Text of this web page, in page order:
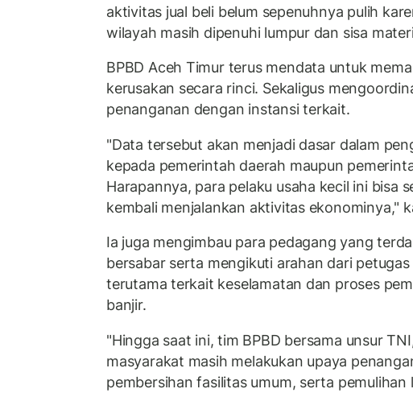
aktivitas jual beli belum sepenuhnya pulih
wilayah masih dipenuhi lumpur dan sisa
BPBD Aceh Timur terus mendata untuk
kerusakan secara rinci. Sekaligus
penanganan dengan instansi terkait.
"Data tersebut akan menjadi dasar dalam
kepada pemerintah daerah maupun
Harapannya, para pelaku usaha kecil ini bisa
kembali menjalankan aktivitas ekonominya,"
Ia juga mengimbau para pedagang yang
bersabar serta mengikuti arahan dari petugas
terutama terkait keselamatan dan proses
banjir.
"Hingga saat ini, tim BPBD bersama unsur
masyarakat masih melakukan upaya
pembersihan fasilitas umum, serta pemulihan